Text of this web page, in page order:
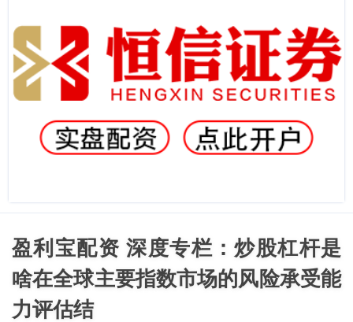
盈利宝配资 深度专栏：炒股杠杆是
啥在全球主要指数市场的风险承受能
力评估结